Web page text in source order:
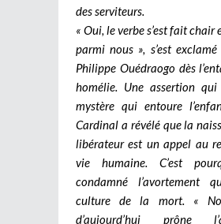
des serviteurs.
« Oui, le verbe s’est fait
parmi nous », s’est
Philippe Ouédraogo dès
homélie. Une assertion
mystère qui entoure
Cardinal a révélé que la
libérateur est un appel au
vie humaine. C’est
condamné l’avortement
culture de la mort. «
d’aujourd’hui prône